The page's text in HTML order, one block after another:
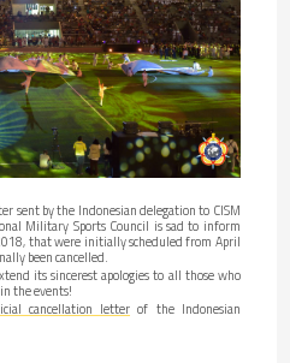
sent by the Indonesian delegation to CISM
Military Sports Council is sad to inform
that were initially scheduled from April
been cancelled.
its sincerest apologies to all those who
the events!
cancellation letter of the Indonesian